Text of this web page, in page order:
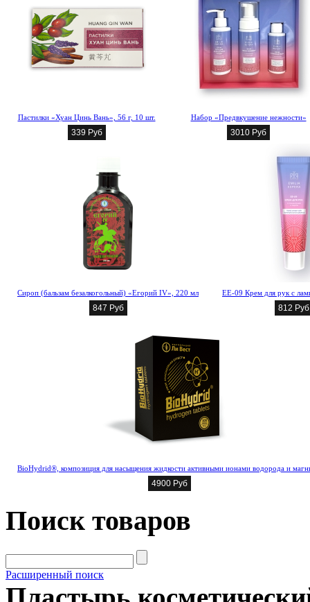
Пастилки «Хуан Цинь Вань», 56 г, 10 шт.
339 Руб
Набор «Предвкушение нежности»
3010 Руб
Сироп (бальзам безалкогольный) «Егорий IV», 220 мл
847 Руб
EE-09 Крем для рук с
812 Руб
BioHydrid®, композиция для насыщения жидкости активными ионами водорода и
4900 Руб
Поиск товаров
Расширенный поиск